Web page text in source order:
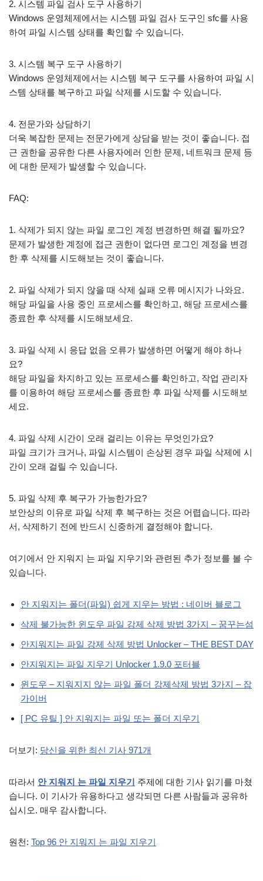
2. 시스템 파일 검사 도구 사용하기
Windows 운영체제에서는 시스템 파일 검사 도구인 sfc를 사용
하여 파일 시스템 상태를 확인할 수 있습니다.
3. 시스템 복구 도구 사용하기
Windows 운영체제에서는 시스템 복구 도구를 사용하여 파일 시
스템 상태를 복구하고 파일 삭제를 시도할 수 있습니다.
4. 전문가와 상담하기
더욱 복잡한 문제는 전문가에게 상담을 받는 것이 좋습니다. 접
근 권한을 공유한 다른 사용자에러 인한 문제, 네트워크 문제 등
에 대한 문제가 발생할 수 있습니다.
FAQ:
1. 삭제가 되지 않는 파일 로그인 계정 변경하면 해결 될까요?
문제가 발생한 계정에 접근 권한이 없다면 로그인 계정을 변경
한 후 삭제를 시도해보는 것이 좋습니다.
2. 파일 삭제가 되지 않을 때 삭제 실패 오류 메시지가 나와요.
해당 파일을 사용 중인 프로세스를 확인하고, 해당 프로세스를
종료한 후 삭제를 시도해보세요.
3. 파일 삭제 시 응답 없음 오류가 발생하면 어떻게 해야 하나
요?
해당 파일을 차지하고 있는 프로세스를 확인하고, 작업 관리자
를 이용하여 해당 프로세스를 종료한 후 파일 삭제를 시도해보
세요.
4. 파일 삭제 시간이 오래 걸리는 이유는 무엇인가요?
파일 크기가 크거나, 파일 시스템이 손상된 경우 파일 삭제에 시
간이 오래 걸릴 수 있습니다.
5. 파일 삭제 후 복구가 가능한가요?
보안상의 이유로 파일 삭제 후 복구하는 것은 어렵습니다. 따라
서, 삭제하기 전에 반드시 신중하게 결정해야 합니다.
여기에서 안 지워지 는 파일 지우기와 관련된 추가 정보를 볼 수
있습니다.
안 지워지는 폴더(파일) 쉽게 지우는 방법 : 네이버 블로그
삭제 불가능한 윈도우 파일 강제 삭제 방법 3가지 – 꿈꾸는섬
안지워지는 파일 강제 삭제 방법 Unlocker – THE BEST DAY
안지워지는 파일 지우기 Unlocker 1.9.0 포터블
윈도우 – 지워지지 않는 파일 폴더 강제삭제 방법 3가지 – 잡
가이버
[ PC 유틸 ] 안 지워지는 파일 또는 폴더 지우기
더보기: 당신을 위한 최신 기사 971개
따라서 안 지워지 는 파일 지우기 주제에 대한 기사 읽기를 마쳤
습니다. 이 기사가 유용하다고 생각되면 다른 사람들과 공유하
십시오. 매우 감사합니다.
원천: Top 96 안 지워지 는 파일 지우기